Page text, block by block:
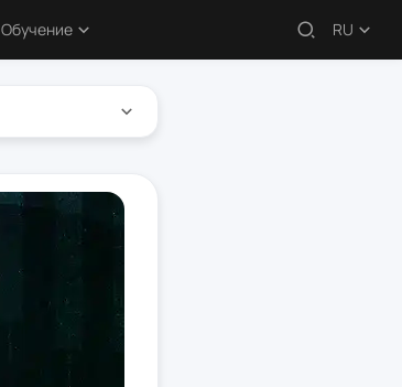
Обучение
Бесплатные курсы
RU